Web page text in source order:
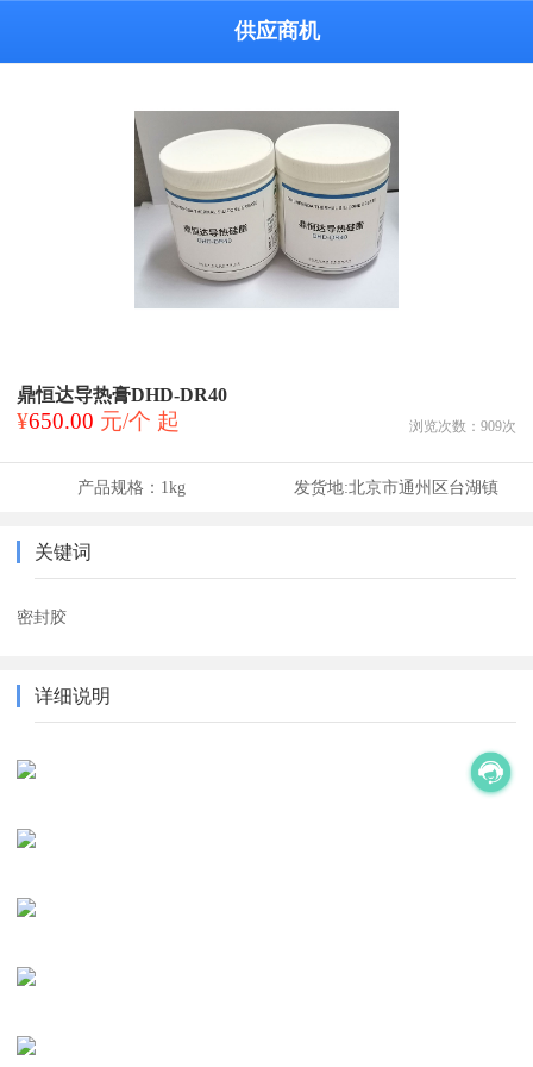
供应商机
鼎恒达导热膏DHD-DR40
¥650.00 元/个 起 浏览次数： 909次
产品规格： 1kg 发货地:北京市通州区台湖镇
关键词
密封胶
详细说明